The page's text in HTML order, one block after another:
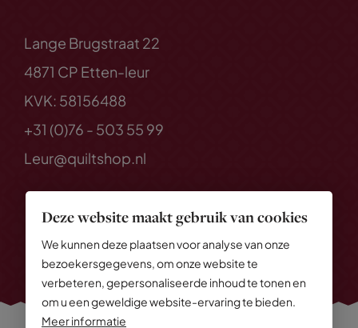
Deze website maakt gebruik van cookies
We kunnen deze plaatsen voor analyse van onze
bezoekersgegevens, om onze website te
verbeteren, gepersonaliseerde inhoud te tonen en
om u een geweldige website-ervaring te bieden.
Meer informatie
Lange Brugstraat 22
4871 CP Etten-leur
KVK: 58156488
+31 (0)76 - 503 55 99
Leur@quiltshop.nl